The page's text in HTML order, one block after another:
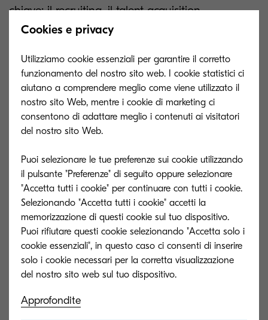
chiave: il recruiting, il talent acquisition,
l’implementazione di programmi di DE&I ed
L'HR Department, quindi, deve svolgere la propria
funzione utilizzando piattaforme documentali
affidabili, sicure e performanti, le quali
permettano di strutturare i differenti workflow e
Vieni al desk Kyocera e scopri come anche la tua
azienda possa incrementare la propria efficienza,
accuratezza e nel contempo contribuire alla
sostenibilità ambientale.
Kyocera è il marchio a cui sta a cuore il tuo
business!
Prenota un confronto con:
Cookies e privacy
Utilizziamo cookie essenziali per garantire il corretto
funzionamento del nostro sito web. I cookie statistici ci
aiutano a comprendere meglio come viene utilizzato il
nostro sito Web, mentre i cookie di marketing ci
consentono di adattare meglio i contenuti ai visitatori
del nostro sito Web.
Puoi selezionare le tue preferenze sui cookie utilizzando
il pulsante "Preferenze" di seguito oppure selezionare
"Accetta tutti i cookie" per continuare con tutti i cookie.
Selezionando "Accetta tutti i cookie" accetti la
memorizzazione di questi cookie sul tuo dispositivo.
Puoi rifiutare questi cookie selezionando "Accetta solo i
cookie essenziali", in questo caso ci consenti di inserire
solo i cookie necessari per la corretta visualizzazione
Approfondite